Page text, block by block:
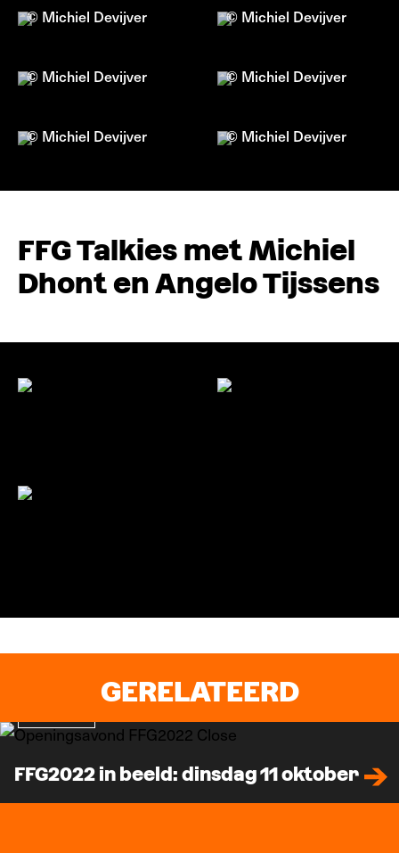
© Michiel Devijver © Michiel Devijver
© Michiel Devijver © Michiel Devijver
© Michiel Devijver © Michiel Devijver
FFG Talkies met Michiel
Dhont en Angelo Tijssens
GERELATEERD
FFG2022 in beeld: dinsdag 11 oktober